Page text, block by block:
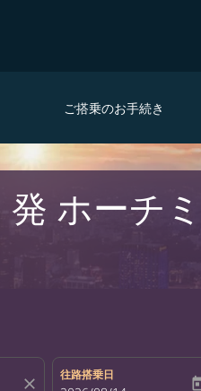
ご搭乗のお手続き
ホーチ
close
往路搭乗日